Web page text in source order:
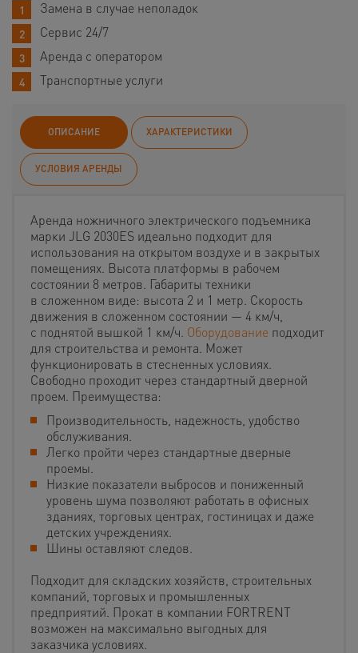
Замена в случае неполадок
Сервис 24/7
Аренда с оператором
Транспортные услуги
ОПИСАНИЕ ХАРАКТЕРИСТИКИ
УСЛОВИЯ АРЕНДЫ
Аренда ножничного электрического подъемника
марки JLG 2030ES идеально подходит для
использования на открытом воздухе и в закрытых
помещениях. Высота платформы в рабочем
состоянии 8 метров. Габариты техники
в сложенном виде: высота 2 и 1 метр. Скорость
движения в сложенном состоянии — 4 км/ч,
с поднятой вышкой 1 км/ч. Оборудование подходит
для строительства и ремонта. Может
функционировать в стесненных условиях.
Свободно проходит через стандартный дверной
проем. Преимущества:
Производительность, надежность, удобство
обслуживания.
Легко пройти через стандартные дверные
проемы.
Низкие показатели выбросов и пониженный
уровень шума позволяют работать в офисных
зданиях, торговых центрах, гостиницах и даже
детских учреждениях.
Шины оставляют следов.
Подходит для складских хозяйств, строительных
компаний, торговых и промышленных
предприятий. Прокат в компании FORTRENT
возможен на максимально выгодных для
заказчика условиях.